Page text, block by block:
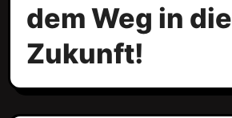
dem Weg in die
Zukunft!